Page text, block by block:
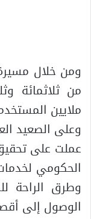
ومن خلال
من ثلاثمائة
ملايين
وعلى الصعيد
عملت على
الحكومي
وطرق الراحة
الوصول إلى